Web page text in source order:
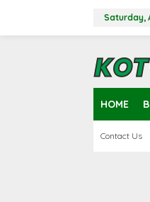
Saturday,
HOME
Contact Us